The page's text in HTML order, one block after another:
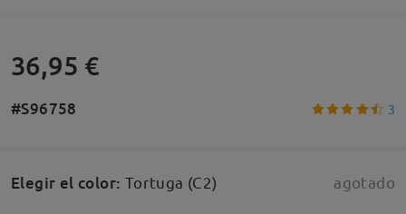
36,95 €
#S96758 3
Elegir el color: Tortuga (C2) agotado